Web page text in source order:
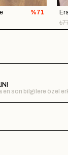
%71
en son bilgilere özel